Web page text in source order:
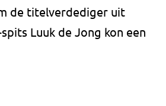
de titelverdediger uit
Luuk de Jong kon een